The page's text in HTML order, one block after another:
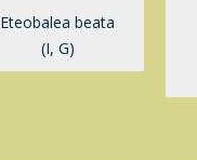
Eteobalea beata
(I, G)